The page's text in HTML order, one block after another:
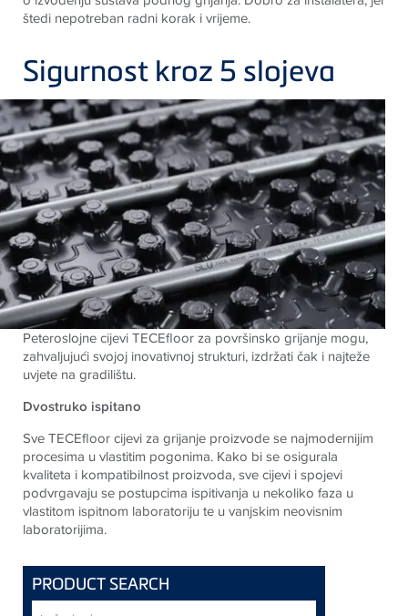
štedi nepotreban radni korak i vrijeme.
Sigurnost kroz 5 slojeva
Peteroslojne cijeviTECEfloor za površinsko grijanje mogu,
zahvaljujući svojoj inovativnoj strukturi, izdržati čak i najteže
uvjete na gradilištu.
Dvostruko ispitano
SveTECEfloor cijevi za grijanje proizvode se najmodernijim
procesima u vlastitim pogonima. Kako bi se osigurala
kvaliteta i kompatibilnost proizvoda, sve cijevi i spojevi
podvrgavaju se postupcima ispitivanja u nekoliko faza u
vlastitom ispitnom laboratoriju te u vanjskim neovisnim
laboratorijima.
PRODUCT SEARCH